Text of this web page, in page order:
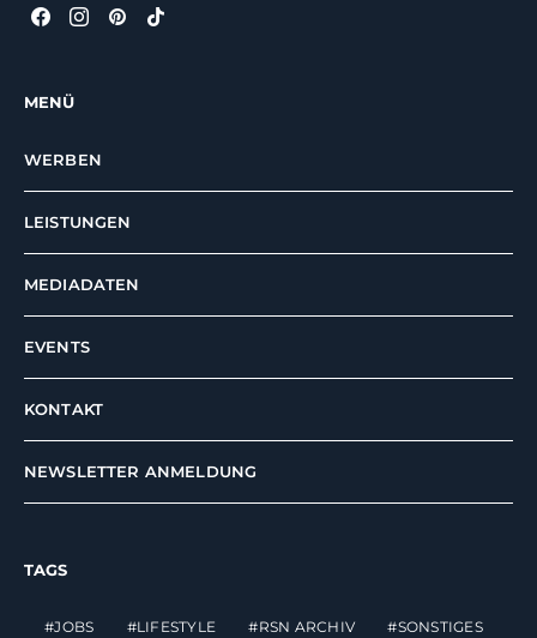
MENÜ
WERBEN
LEISTUNGEN
MEDIADATEN
EVENTS
KONTAKT
NEWSLETTER ANMELDUNG
TAGS
JOBS LIFESTYLE RSN ARCHIV
SONSTIGES